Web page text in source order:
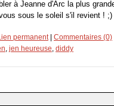
à Jeanne d'Arc la plus
sous le soleil s'il revient ! ;)
permanent| Commentaires (0)
, jen heureuse, diddy